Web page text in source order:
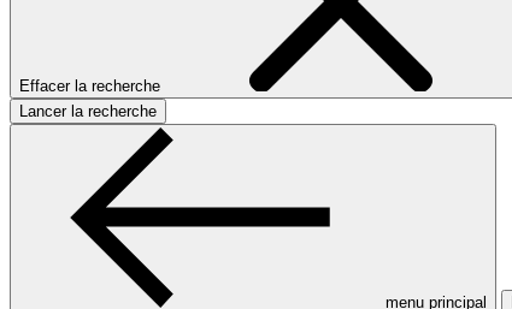
Effacer la recherche
Lancer la recherche
menu principal